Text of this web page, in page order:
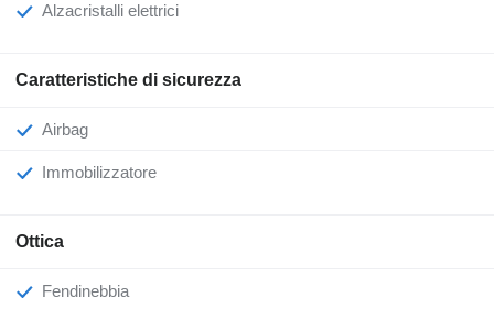
Alzacristalli elettrici
Caratteristiche di sicurezza
Airbag
Immobilizzatore
Ottica
Fendinebbia